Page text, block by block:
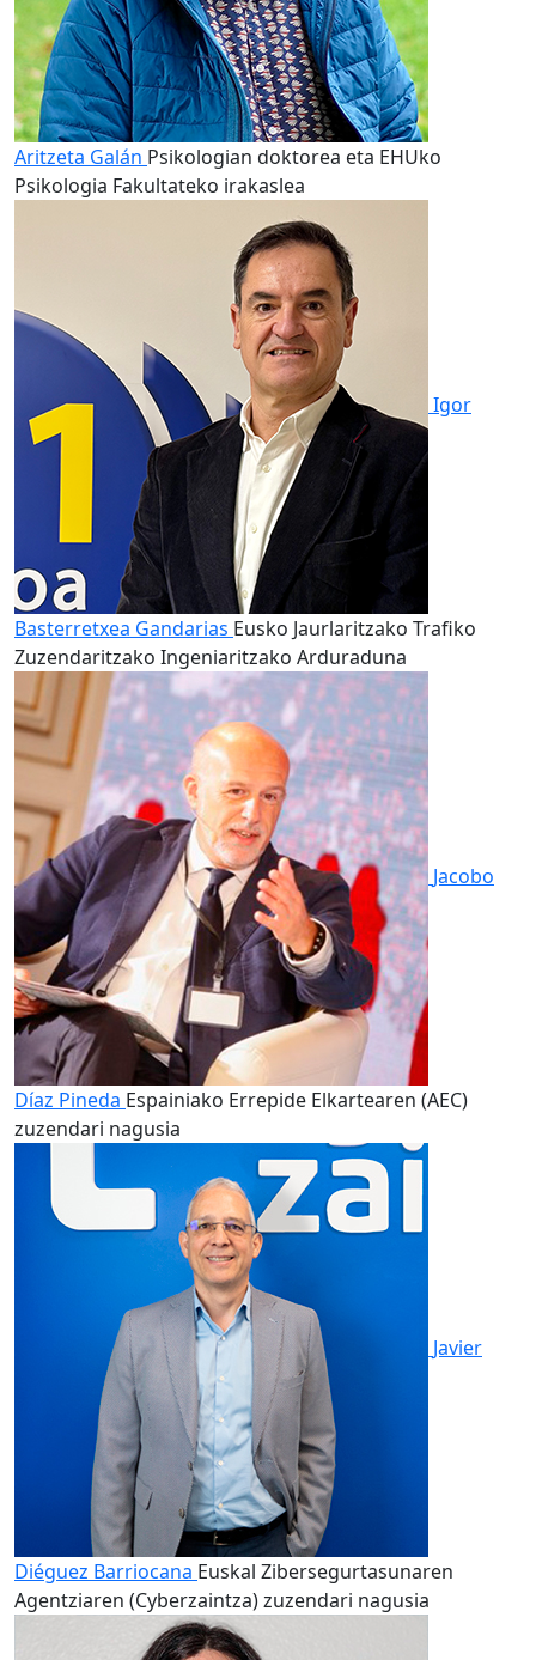
Aritzeta Galán Psikologian doktorea eta EHUko
Psikologia Fakultateko irakaslea
Igor
Basterretxea Gandarias Eusko Jaurlaritzako Trafiko
Zuzendaritzako Ingeniaritzako Arduraduna
Jacobo
Díaz Pineda Espainiako Errepide Elkartearen (AEC)
zuzendari nagusia
Javier
Diéguez Barriocana Euskal Zibersegurtasunaren
Agentziaren (Cyberzaintza) zuzendari nagusia